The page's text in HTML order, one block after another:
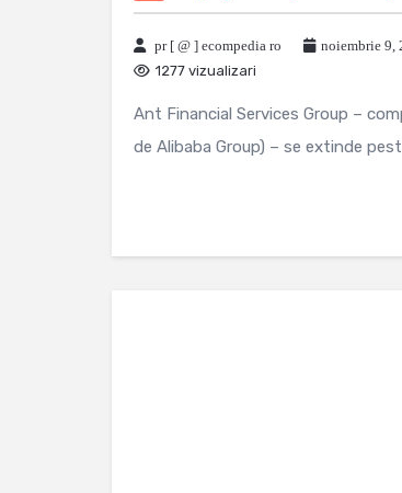
pr [ @ ] ecompedia ro noiembrie 9,
1277 vizualizari
Ant Financial Services Group –
de Alibaba Group) – se extinde